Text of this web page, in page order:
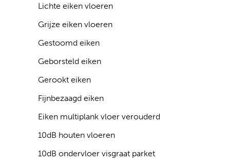
Lichte eiken vloeren
Grijze eiken vloeren
Gestoomd eiken
Geborsteld eiken
Gerookt eiken
Fijnbezaagd eiken
Eiken multiplank vloer verouderd
10dB houten vloeren
10dB ondervloer visgraat parket